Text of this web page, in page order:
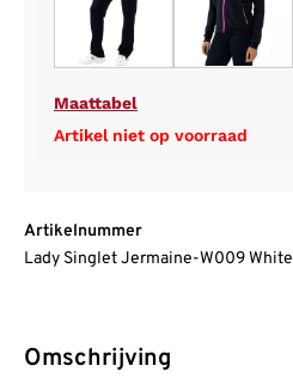
Maattabel
Artikel niet op voorraad
Artikelnummer
Lady Singlet Jermaine-W009 White
Omschrijving